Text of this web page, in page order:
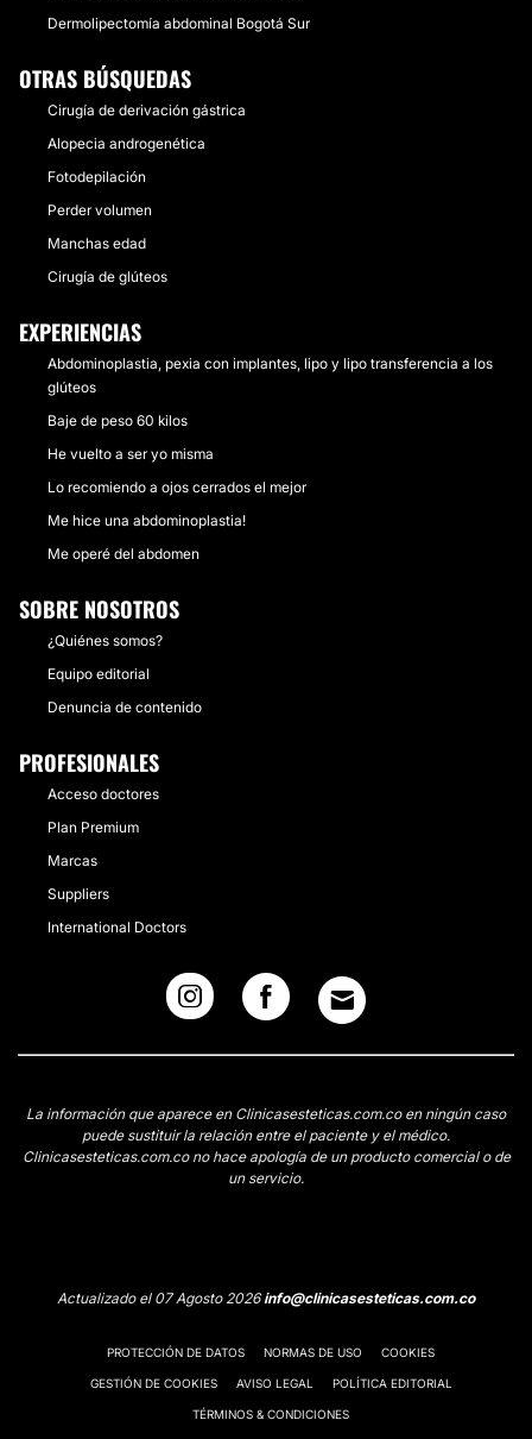
Dermolipectomía abdominal Bogotá Sur
OTRAS BÚSQUEDAS
Cirugía de derivación gástrica
Alopecia androgenética
Fotodepilación
Perder volumen
Manchas edad
Cirugía de glúteos
EXPERIENCIAS
Abdominoplastia, pexia con implantes, lipo y lipo transferencia a los
glúteos
Baje de peso 60 kilos
He vuelto a ser yo misma
Lo recomiendo a ojos cerrados el mejor
Me hice una abdominoplastia!
Me operé del abdomen
SOBRE NOSOTROS
¿Quiénes somos?
Equipo editorial
Denuncia de contenido
PROFESIONALES
Acceso doctores
Plan Premium
Marcas
Suppliers
International Doctors
La información que aparece en Clinicasesteticas.com.co en ningún caso
puede sustituir la relación entre el paciente y el médico.
Clinicasesteticas.com.co no hace apología de un producto comercial o de
un servicio.
Actualizado el 07 Agosto 2026info@clinicasesteticas.com.co
PROTECCIÓN DE DATOS NORMAS DE USO COOKIES
GESTIÓN DE COOKIES AVISO LEGAL POLÍTICA EDITORIAL
TÉRMINOS & CONDICIONES